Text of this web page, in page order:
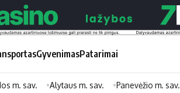
GyvenimasPatarimai
m. sav. Alytaus m. sav. Panevėžio m. sav.